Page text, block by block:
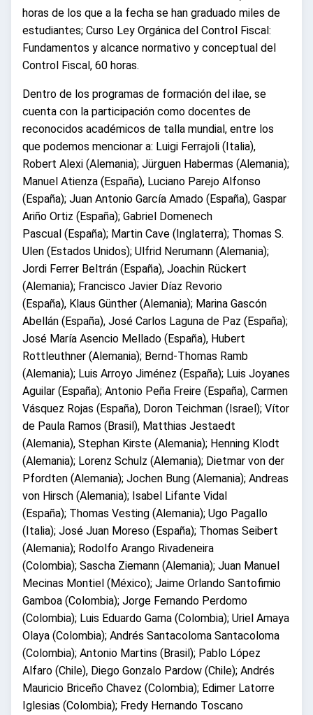
horas de los que a la fecha se han graduado miles de
estudiantes; Curso Ley Orgánica del Control Fiscal:
Fundamentos y alcance normativo y conceptual del
Control Fiscal, 60 horas.
Dentro de los programas de formación del ilae, se
cuenta con la participación como docentes de
reconocidos académicos de talla mundial, entre los
que podemos mencionar a: Luigi Ferrajoli (Italia),
Robert Alexi (Alemania); Jürguen Habermas (Alemania);
Manuel Atienza (España), Luciano Parejo Alfonso
(España); Juan Antonio García Amado (España), Gaspar
Ariño Ortiz (España); Gabriel Domenech
Pascual (España); Martin Cave (Inglaterra); Thomas S.
Ulen (Estados Unidos); Ulfrid Nerumann (Alemania);
Jordi Ferrer Beltrán (España), Joachin Rückert
(Alemania); Francisco Javier Díaz Revorio
(España), Klaus Günther (Alemania); Marina Gascón
Abellán (España), José Carlos Laguna de Paz (España);
José María Asencio Mellado (España), Hubert
Rottleuthner (Alemania); Bernd-Thomas Ramb
(Alemania); Luis Arroyo Jiménez (España); Luis Joyanes
Aguilar (España); Antonio Peña Freire (España), Carmen
Vásquez Rojas (España), Doron Teichman (Israel); Vítor
de Paula Ramos (Brasil), Matthias Jestaedt
(Alemania), Stephan Kirste (Alemania); Henning Klodt
(Alemania); Lorenz Schulz (Alemania); Dietmar von der
Pfordten (Alemania); Jochen Bung (Alemania); Andreas
von Hirsch (Alemania); Isabel Lifante Vidal
(España); Thomas Vesting (Alemania); Ugo Pagallo
(Italia); José Juan Moreso (España); Thomas Seibert
(Alemania); Rodolfo Arango Rivadeneira
(Colombia); Sascha Ziemann (Alemania); Juan Manuel
Mecinas Montiel (México); Jaime Orlando Santofimio
Gamboa (Colombia); Jorge Fernando Perdomo
(Colombia); Luis Eduardo Gama (Colombia); Uriel Amaya
Olaya (Colombia); Andrés Santacoloma Santacoloma
(Colombia); Antonio Martins (Brasil); Pablo López
Alfaro (Chile), Diego Gonzalo Pardow (Chile); Andrés
Mauricio Briceño Chavez (Colombia); Edimer Latorre
Iglesias (Colombia); Fredy Hernando Toscano